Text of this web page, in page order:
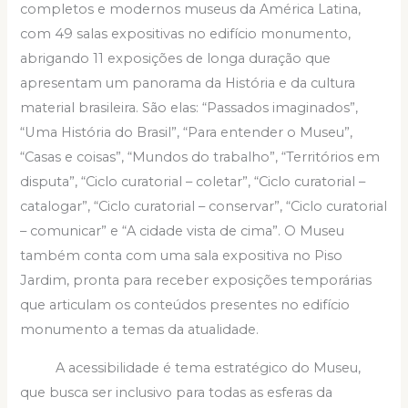
completos e modernos museus da América Latina,
com 49 salas expositivas no edifício monumento,
abrigando 11 exposições de longa duração que
apresentam um panorama da História e da cultura
material brasileira. São elas: “Passados imaginados”,
“Uma História do Brasil”, “Para entender o Museu”,
“Casas e coisas”, “Mundos do trabalho”, “Territórios em
disputa”, “Ciclo curatorial – coletar”, “Ciclo curatorial –
catalogar”, “Ciclo curatorial – conservar”, “Ciclo curatorial
– comunicar” e “A cidade vista de cima”. O Museu
também conta com uma sala expositiva no Piso
Jardim, pronta para receber exposições temporárias
que articulam os conteúdos presentes no edifício
monumento a temas da atualidade.
A acessibilidade é tema estratégico do Museu,
que busca ser inclusivo para todas as esferas da